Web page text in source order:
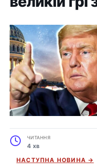
ЧИТАННЯ
4 хв
НАСТУПНА НОВИНА →